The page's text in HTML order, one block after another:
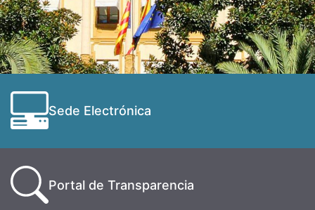
Sede Electrónica
Portal de Transparencia